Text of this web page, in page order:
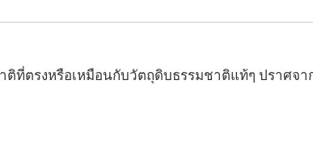
ที่ตรงหรือเหมือนกับวัตถุดิบธรรมชาติแท้ๆ ปราศจา